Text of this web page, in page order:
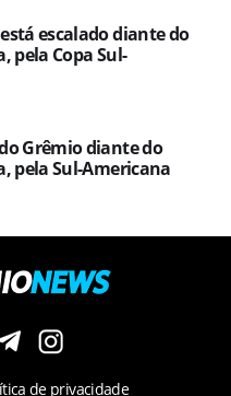
escalado diante do
pela Copa Sul-
Grêmio diante do
pela Sul-Americana
de privacidade